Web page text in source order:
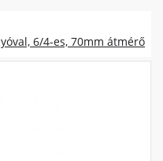
6/4-es, 70mm átmérő